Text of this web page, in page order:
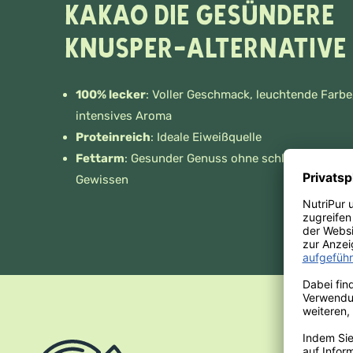
Kakao Die gesündere
Knusper-Alternative
100% lecker: Voller Geschmack, leuchtende
intensives Aroma
Proteinreich: Ideale Eiweißquelle
Fettarm: Gesunder Genuss ohne schlechtes
Gewissen